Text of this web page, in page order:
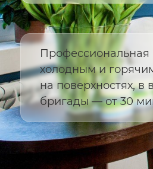
холодным и
на поверхностях, в
бригады — от 30